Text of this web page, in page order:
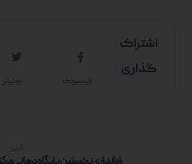
فیسبوک توئیتر